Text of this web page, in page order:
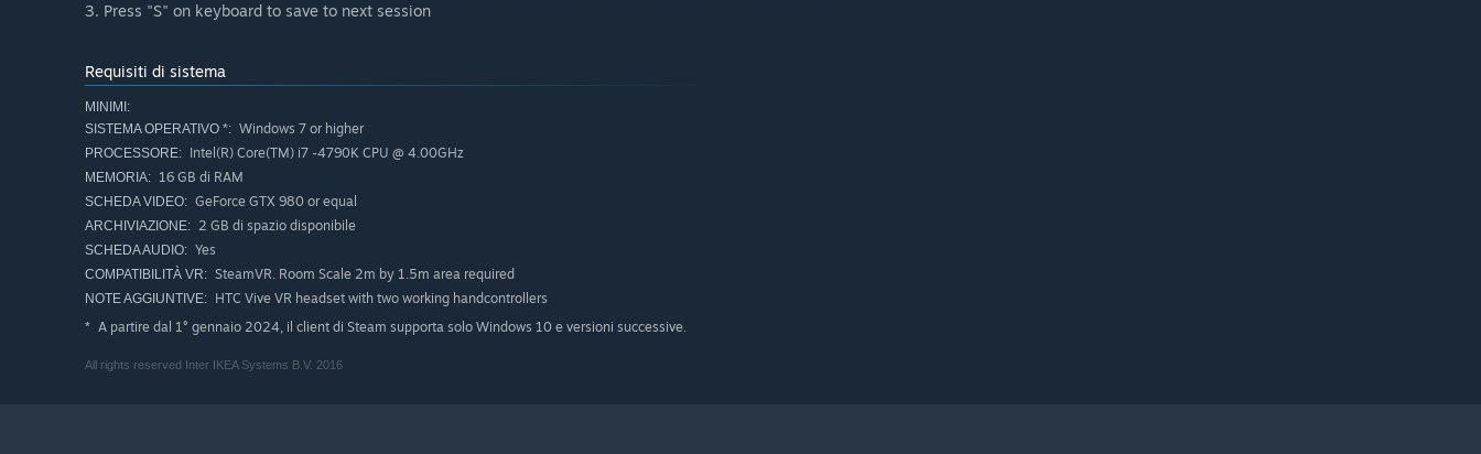
3. Press "S" on keyboard to save to next session
Requisiti di sistema
MINIMI:
SISTEMA OPERATIVO *: Windows 7 or higher
PROCESSORE: Intel(R) Core(TM) i7 -4790K CPU @ 4.00GHz
MEMORIA: 16 GB di RAM
SCHEDA VIDEO: GeForce GTX 980 or equal
ARCHIVIAZIONE: 2 GB di spazio disponibile
SCHEDA AUDIO: Yes
COMPATIBILITÀ VR: SteamVR. Room Scale 2m by 1.5m area required
NOTE AGGIUNTIVE: HTC Vive VR headset with two working handcontrollers
* A partire dal 1° gennaio 2024, il client di Steam supporta solo Windows 10 e versioni successive.
All rights reserved Inter IKEA Systems B.V. 2016